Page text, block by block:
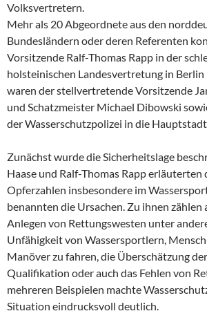
Volksvertretern.
Mehr als 20 Abgeordnete aus den
Bundesländern oder deren Referenten
Vorsitzende Ralf-Thomas Rapp in der
holsteinischen Landesvertretung in
waren der stellvertretende Vorsitzende
und Schatzmeister Michael Dibowski
der Wasserschutzpolizei in die
Zunächst wurde die Sicherheitslage
Haase und Ralf-Thomas Rapp erläuterten
Opferzahlen insbesondere im
benannten die Ursachen. Zu ihnen
Anlegen von Rettungswesten unter
Unfähigkeit von Wassersportlern,
Manöver zu fahren, die Überschätzung
Qualifikation oder auch das Fehlen von
mehreren Beispielen machte
Situation eindrucksvoll deutlich.